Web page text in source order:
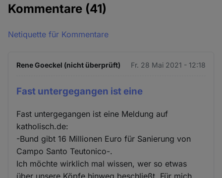
Kommentare (41)
Netiquette für Kommentare
Rene Goeckel (nicht überprüft) Fr. 28 Mai 2021 - 12:18
Fast untergegangen ist eine
Fast untergegangen ist eine Meldung auf
katholisch.de:
-Bund gibt 16 Millionen Euro für Sanierung von
Campo Santo Teutonico-.
Ich möchte wirklich mal wissen, wer so etwas
über unsere Köpfe hinweg beschließt. Für mich